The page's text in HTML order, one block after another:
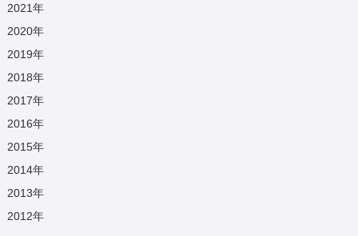
2021年
2020年
2019年
2018年
2017年
2016年
2015年
2014年
2013年
2012年